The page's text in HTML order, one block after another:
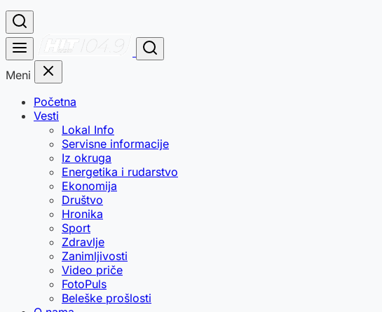
Meni
Početna
Vesti
Lokal Info
Servisne informacije
Iz okruga
Energetika i rudarstvo
Ekonomija
Društvo
Hronika
Sport
Zdravlje
Zanimljivosti
Video priče
FotoPuls
Beleške prošlosti